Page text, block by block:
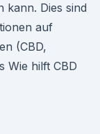
kann. Dies sind
auf
(CBD,
Wie hilft CBD